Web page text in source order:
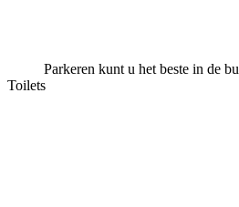
Parkeren kunt u het beste in de
Toilets